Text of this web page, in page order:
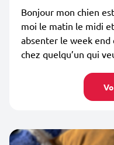
Bonjour mon chien
moi le matin le midi
absenter le week end
chez quelqu’un qui